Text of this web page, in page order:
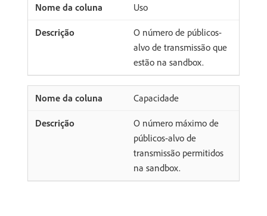
Uso
O número de públicos-
alvo de transmissão que
estão na sandbox.
Capacidade
O número máximo de
públicos-alvo de
transmissão permitidos
na sandbox.